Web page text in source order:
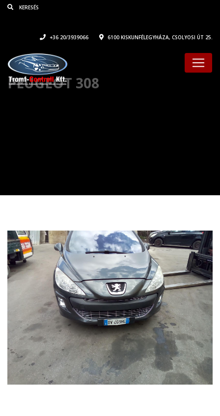
+36 20/3939066 6100 KISKUNFÉLEGYHÁZA, CSOLYOSI ÚT 25.
PEUGEOT 308